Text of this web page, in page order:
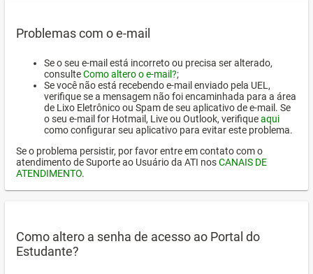
Problemas com o e-mail
Se o seu e-mail está incorreto ou precisa ser alterado,
consulteComo altero o e-mail?;
Se você não está recebendo e-mail enviado pela UEL,
verifique se a mensagem não foi encaminhada para a área
de Lixo Eletrônico ou Spam de seu aplicativo de e-mail. Se
o seu e-mail for Hotmail, Live ou Outlook, verifiqueaqui
como configurar seu aplicativo para evitar este problema.
Se o problema persistir, por favor entre em contato com o
atendimento de Suporte ao Usuário da ATI nosCANAIS DE
ATENDIMENTO.
Como altero a senha de acesso ao Portal do
Estudante?